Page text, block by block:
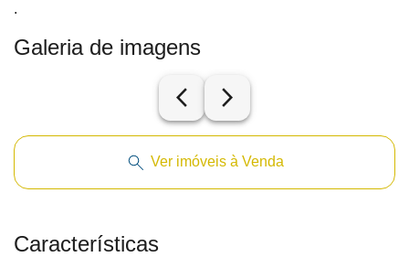
.
Galeria de imagens
arrow_back_ios_new arrow_forward_ios
Ver imóveis à Venda
Características